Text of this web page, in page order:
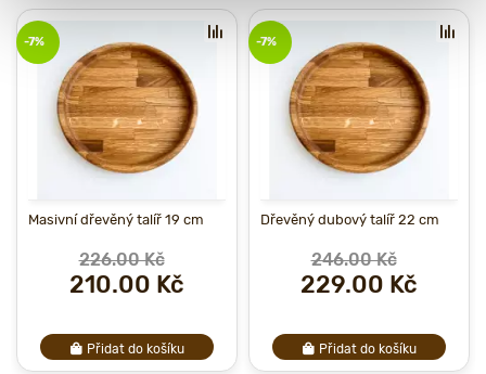
-7%
Masivní dřevěný talíř 19 cm
226.00 Kč
210.00 Kč
Přidat do košíku
-7%
Dřevěný dubový talíř 22 cm
246.00 Kč
229.00 Kč
Přidat do košíku